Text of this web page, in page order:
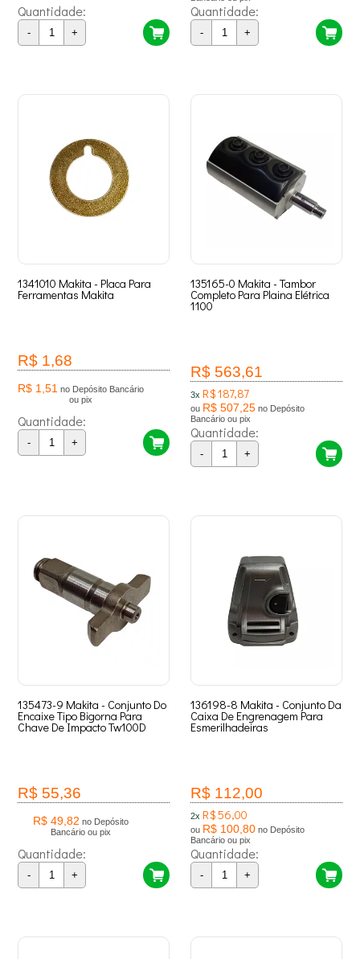
Quantidade:
- +
Quantidade:
- +
1341010 Makita - Placa Para
Ferramentas Makita
R$ 1,68
R$ 1,51 no Depósito Bancário
ou pix
Quantidade:
- +
135165-0 Makita - Tambor
Completo Para Plaina Elétrica
1100
R$ 563,61
3x R$ 187,87
ou R$ 507,25 no Depósito
Bancário ou pix
Quantidade:
- +
135473-9 Makita - Conjunto Do
Encaixe Tipo Bigorna Para
Chave De Impacto Tw100D
R$ 55,36
R$ 49,82 no Depósito
Bancário ou pix
Quantidade:
- +
136198-8 Makita - Conjunto Da
Caixa De Engrenagem Para
Esmerilhadeiras
R$ 112,00
2x R$ 56,00
ou R$ 100,80 no Depósito
Bancário ou pix
Quantidade:
- +